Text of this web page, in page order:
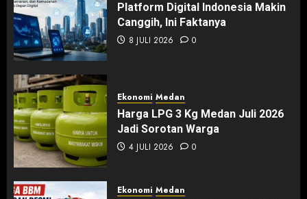
Platform Digital Indonesia Makin
Canggih, Ini Faktanya
8 JULI 2026 0
Ekonomi Medan
Harga LPG 3 Kg Medan Juli 2026
Jadi Sorotan Warga
4 JULI 2026 0
Ekonomi Medan